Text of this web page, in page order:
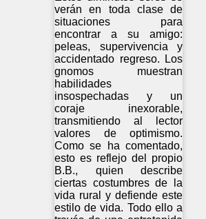
verán en toda clase de
situaciones para
encontrar a su amigo:
peleas, supervivencia y
accidentado regreso. Los
gnomos muestran
habilidades
insospechadas y un
coraje inexorable,
transmitiendo al lector
valores de optimismo.
Como se ha comentado,
esto es reflejo del propio
B.B., quien describe
ciertas costumbres de la
vida rural y defiende este
estilo de vida. Todo ello a